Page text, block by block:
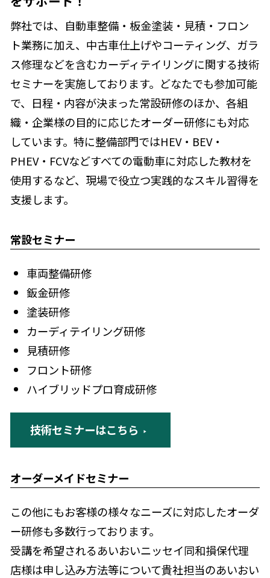
弊社では、自動車整備・板金塗装・見積・フロン
ト業務に加え、中古車仕上げやコーティング、ガラ
ス修理などを含むカーディテイリングに関する技術
セミナーを実施しております。どなたでも参加可能
で、日程・内容が決まった常設研修のほか、各組
織・企業様の目的に応じたオーダー研修にも対応
しています。特に整備部門ではHEV・BEV・
PHEV・FCVなどすべての電動車に対応した教材を
使用するなど、現場で役立つ実践的なスキル習得を
支援します。
常設セミナー
車両整備研修
鈑金研修
塗装研修
カーディテイリング研修
見積研修
フロント研修
ハイブリッドプロ育成研修
技術セミナーはこちら
オーダーメイドセミナー
この他にもお客様の様々なニーズに対応したオーダ
ー研修も多数行っております。
受講を希望されるあいおいニッセイ同和損保代理
店様は申し込み方法等について貴社担当のあいおい